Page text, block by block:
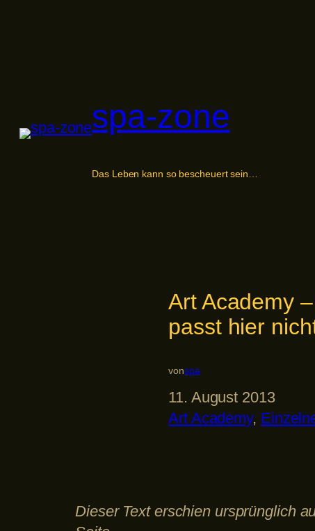
spa-zone
Das Leben kann so bescheuert sein…
Art Academy
passt hier
vonspa
11. August 2013
Art Academy,
Dieser Text erschien ursprünglich